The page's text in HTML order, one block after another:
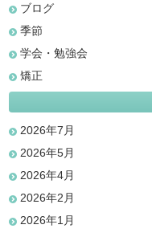
ブログ
季節
学会・勉強会
矯正
2026年7月
2026年5月
2026年4月
2026年2月
2026年1月